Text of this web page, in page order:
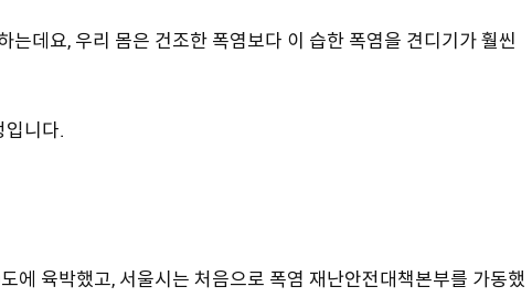
는데요, 우리 몸은 건조한 폭염보다 이 습한 폭염을 견디기가 훨씬
입니다.
에 육박했고, 서울시는 처음으로 폭염 재난안전대책본부를 가동했